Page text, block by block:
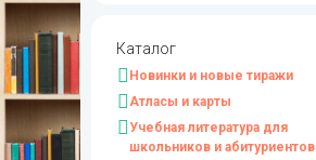
Каталог
Новинки и новые тиражи
Атласы и карты
Учебная литература для
школьников и абитуриентов